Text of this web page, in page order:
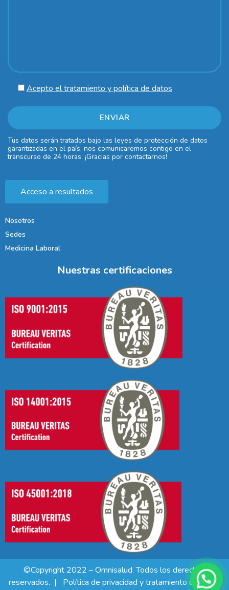
Acepto el tratamiento y política de datos
Tus datos serán tratados bajo las leyes de protección de datos
garantizadas en el país, nos comunicaremos contigo en el
transcurso de 24 horas. ¡Gracias por contactarnos!
Acceso a resultados
Nosotros
Sedes
Medicina Laboral
Nuestras certificaciones
©Copyright 2022 – Omnisalud. Todos los derechos
reservados. |
Política de privacidad y tratamiento de datos